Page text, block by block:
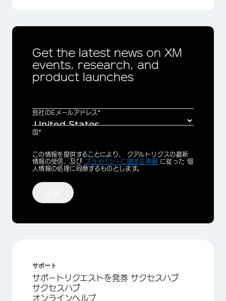
Get the latest news on XM
events, research, and
product launches
会社のEメールアドレス*
国*
Privacy
Optin
この情報を提供することにより、 クアルトリクスの最新
情報の受信、及び プライバシーに関する声明 に従った 個
人情報の処理に同意するものとします。
サポート
サポートリクエストを発券 サクセスハブ
サクセスハブ
オンラインヘルプ